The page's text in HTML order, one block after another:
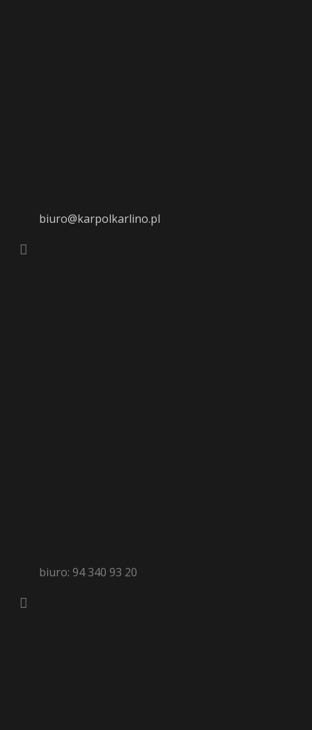
biuro@karpolkarlino.pl
biuro: 94 340 93 20